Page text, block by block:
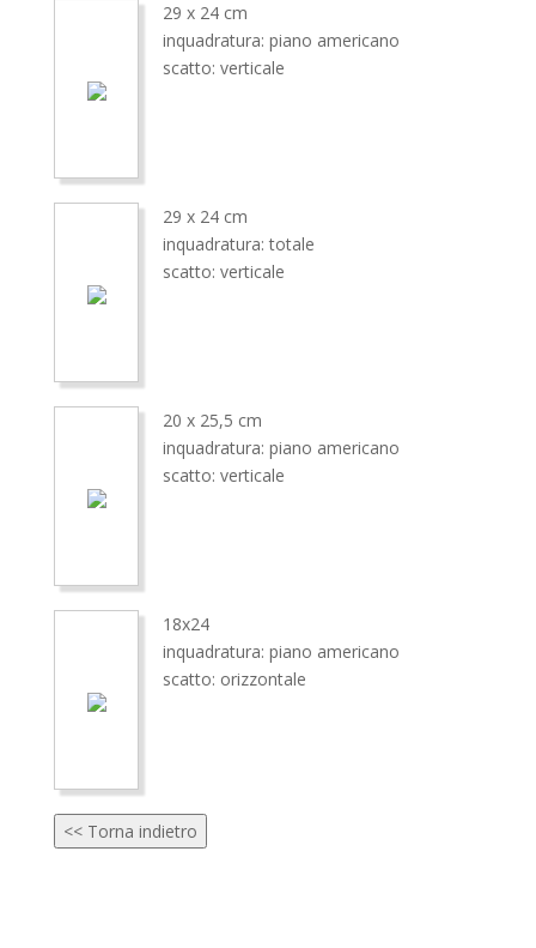
29 x 24 cm
inquadratura: piano americano
scatto: verticale
29 x 24 cm
inquadratura: totale
scatto: verticale
20 x 25,5 cm
inquadratura: piano americano
scatto: verticale
18x24
inquadratura: piano americano
scatto: orizzontale
<< Torna indietro